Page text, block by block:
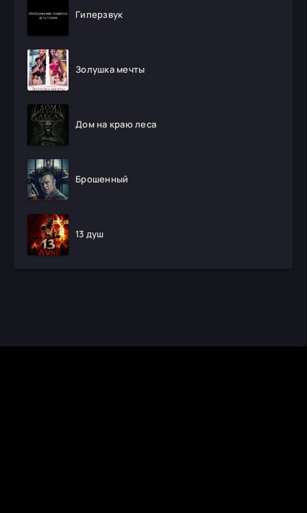
Гиперзвук
Золушка мечты
Дом на краю леса
Брошенный
13 душ